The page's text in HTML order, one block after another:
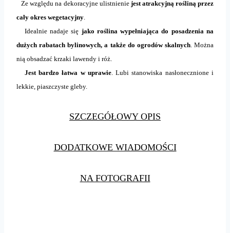
Ze względu na dekoracyjne ulistnienie jest atrakcyjną rośliną przez
cały okres wegetacyjny
Idealnie nadaje się jako roślina wypełniająca do posadzenia na
dużych rabatach bylinowych, a także do ogrodów skalnych. Można
nią obsadzać krzaki lawendy i róż.
Jest bardzo łatwa w uprawie. Lubi stanowiska nasłonecznione i
lekkie, piaszczyste gleby.
SZCZEGÓŁOWY OPIS
DODATKOWE WIADOMOŚCI
NA FOTOGRAFII